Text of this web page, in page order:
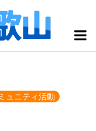
ュニティ活動